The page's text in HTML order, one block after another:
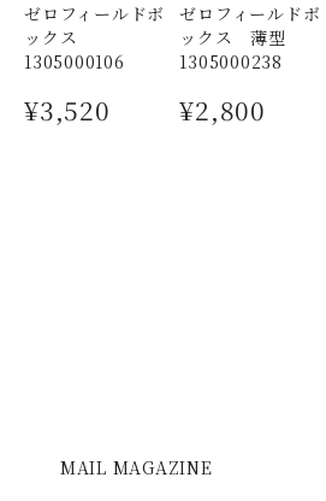
果蓮先生のリーディングでの紹介の
ても美しいです🩵小玉ながら輝き
すがはトライアングルさまの石の品
合わせていただいたパールの照り
玉で作ってくださったチャームもと
ございました。 ブレスレ
2026/03/04
ゼロフィールドボ
ックス
1305000106
¥3,520
ゼロフィールドボ
ックス 薄型
1305000238
¥2,800
MAIL MAGAZINE